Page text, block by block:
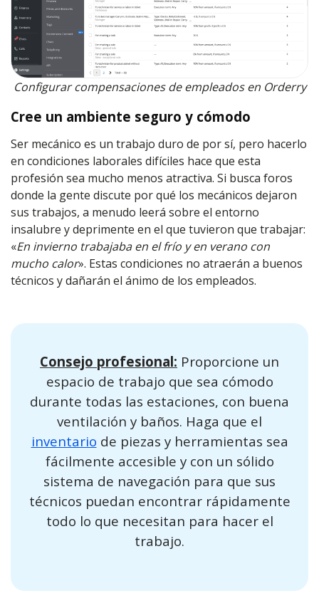
Configurar compensaciones de empleados en Orderry
Cree un ambiente seguro y cómodo
Ser mecánico es un trabajo duro de por sí, pero hacerlo
en condiciones laborales difíciles hace que esta
profesión sea mucho menos atractiva. Si busca foros
donde la gente discute por qué los mecánicos dejaron
sus trabajos, a menudo leerá sobre el entorno
insalubre y deprimente en el que tuvieron que trabajar:
«En invierno trabajaba en el frío y en verano con
mucho calor». Estas condiciones no atraerán a buenos
técnicos y dañarán el ánimo de los empleados.
Consejo profesional: Proporcione un
espacio de trabajo que sea cómodo
durante todas las estaciones, con buena
ventilación y baños. Haga que el
inventario de piezas y herramientas sea
fácilmente accesible y con un sólido
sistema de navegación para que sus
técnicos puedan encontrar rápidamente
todo lo que necesitan para hacer el
trabajo.